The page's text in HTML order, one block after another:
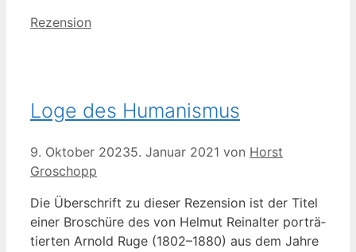
Kategorien
Rezension
Loge des Humanismus
9. Oktober 20235. Januar 2021 von Horst
Groschopp
Die Über­schrift zu die­ser Rezen­si­on ist der Titel
einer Bro­schü­re des von Hel­mut Rei­nal­ter por­trä­
tier­ten Arnold Ruge (1802–1880) aus dem Jah­re